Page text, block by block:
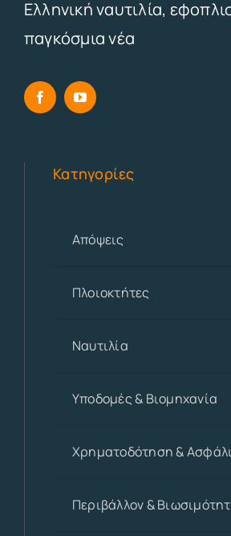
Ελληνική ναυτιλία,
παγκόσμια νέα
Κατηγορίες
Απόψεις
Πλοιοκτήτες
Ναυτιλία
Υποδομές & Βιομηχανία
Χρηματοδότηση &
Περιβάλλον &